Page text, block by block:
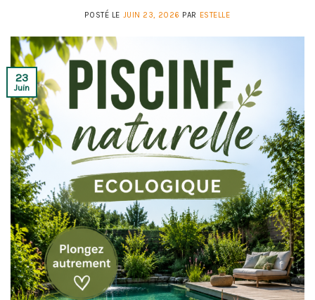
POSTÉ LE JUIN 23, 2026 PAR ESTELLE
23
Juin